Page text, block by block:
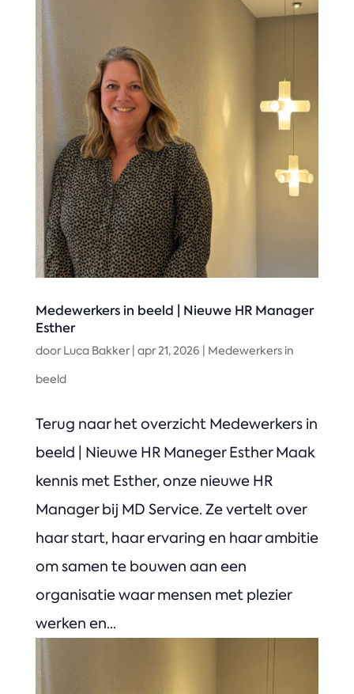
Medewerkers in beeld | Nieuwe HR Manager
Esther
door Luca Bakker| apr 21, 2026
Medewerkers in
beeld
Terug naar het overzicht Medewerkers in
beeld | Nieuwe HR Maneger Esther Maak
kennis met Esther, onze nieuwe HR
Manager bij MD Service. Ze vertelt over
haar start, haar ervaring en haar ambitie
om samen te bouwen aan een
organisatie waar mensen met plezier
werken en...